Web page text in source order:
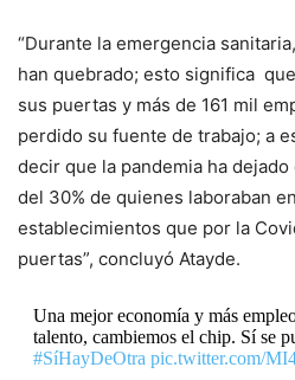
“Durante la emergencia
han quebrado; esto significa
sus puertas y más de 161 mil
perdido su fuente de trabajo; a
decir que la pandemia ha
del 30% de quienes laboraban
establecimientos que por la
puertas”, concluyó Atayde.
Una mejor economía y más
talento, cambiemos el chip. Sí se
#SíHayDeOtra pic.twitter.com/